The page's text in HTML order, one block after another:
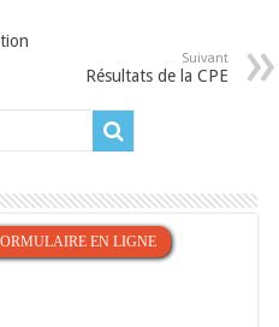
Suivant
Résultats de la CPE
EN LIGNE